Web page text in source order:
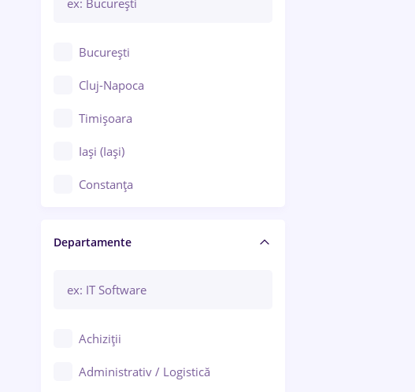
București
Cluj-Napoca
Timișoara
Iași (Iași)
Constanța
Brașov
Bacău
Galați (Galați)
Departamente
Achiziții
Administrativ / Logistică